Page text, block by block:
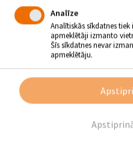
Ieejas maksa – labs garastāvoklis!
Informāciju sagatavoja
Zasas bibliotēkas vad.
Ināra Valaine
Analīze
Analītiskās sīkdatnes
apmeklētāji izmanto
Šīs sīkdatnes nevar
apmeklētāju.